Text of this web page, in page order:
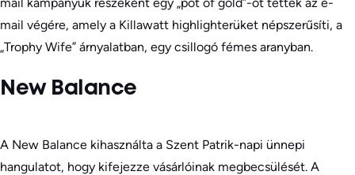
mail kampányuk részeként egy „pot of gold”-ot tettek az e-
mail végére, amely a Killawatt highlighterüket népszerűsíti, a
„Trophy Wife” árnyalatban, egy csillogó fémes aranyban.
New Balance
A New Balance kihasználta a Szent Patrik-napi ünnepi
hangulatot, hogy kifejezze vásárlóinak megbecsülését. A